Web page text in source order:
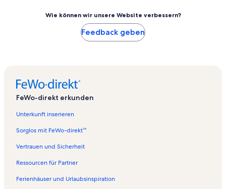
Wie können wir unsere Website verbessern?
Feedback geben
FeWo-direkt erkunden
Unterkunft inserieren
Sorglos mit FeWo-direkt™
Vertrauen und Sicherheit
Ressourcen für Partner
Ferienhäuser und Urlaubsinspiration